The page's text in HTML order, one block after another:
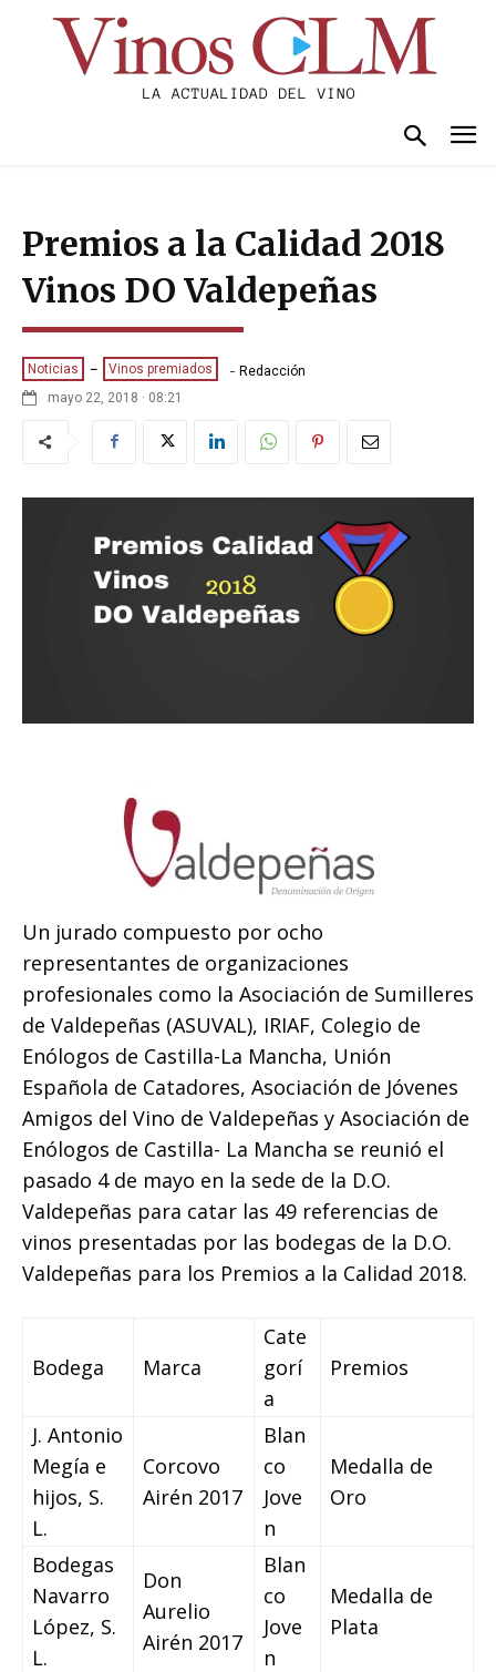
Premios a la Calidad 2018
Vinos DO Valdepeñas
Noticias Vinos premiados - Redacción
mayo 22, 2018 · 08:21
Un jurado compuesto por ocho
representantes de organizaciones
profesionales como la Asociación de Sumilleres
de Valdepeñas (ASUVAL), IRIAF, Colegio de
Enólogos de Castilla-La Mancha, Unión
Española de Catadores, Asociación de Jóvenes
Amigos del Vino de Valdepeñas y Asociación de
Enólogos de Castilla- La Mancha se reunió el
pasado 4 de mayo en la sede de la D.O.
Valdepeñas para catar las 49 referencias de
vinos presentadas por las bodegas de la D.O.
Valdepeñas para los Premios a la Calidad 2018.
Bodega Marca
Cate
gorí
a
Premios
J. Antonio
Megía e
hijos, S.
L.
Corcovo
Airén 2017
Blan
co
Jove
n
Medalla de
Oro
Bodegas
Navarro
López, S.
L.
Don
Aurelio
Airén 2017
Blan
co
Jove
n
Medalla de
Plata